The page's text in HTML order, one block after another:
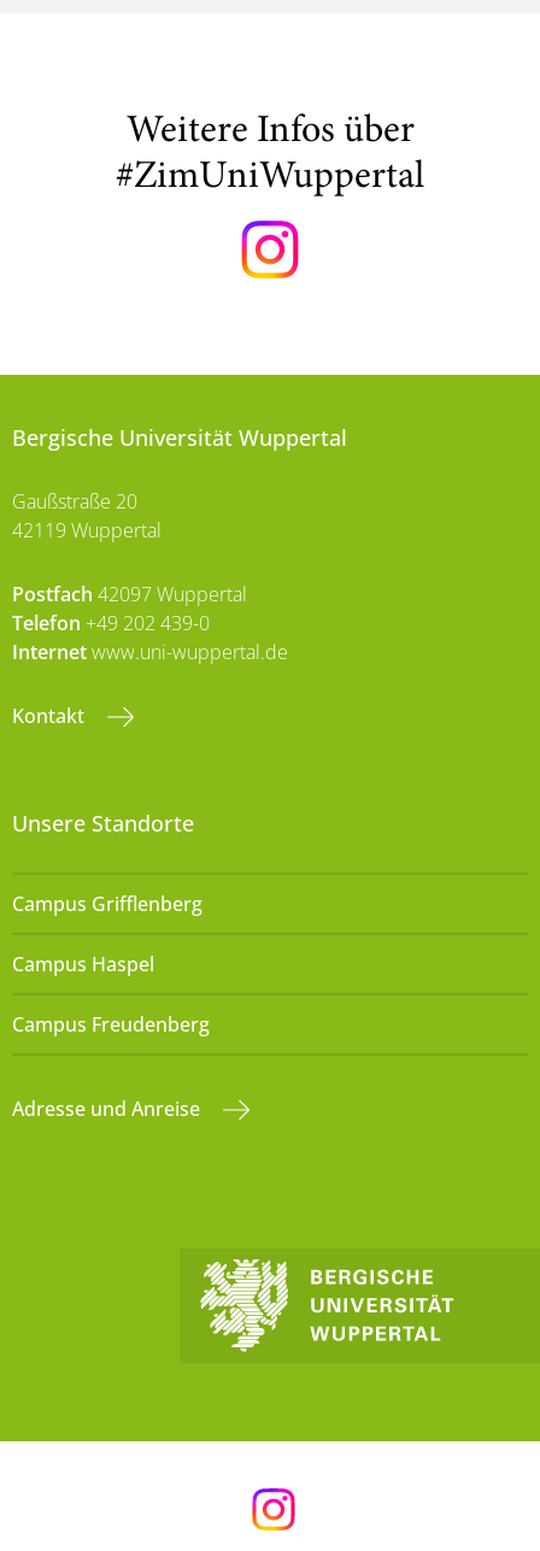
Weitere Infos über
#ZimUniWuppertal
Bergische Universität Wuppertal
Gaußstraße 20
42119 Wuppertal
Postfach 42097 Wuppertal
Telefon +49 202 439-0
Internetwww.uni-wuppertal.de
Kontakt
Unsere Standorte
Campus Grifflenberg
Campus Haspel
Campus Freudenberg
Adresse und Anreise